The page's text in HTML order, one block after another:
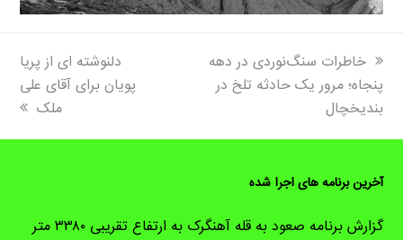
previous
post:
خاطرات سنگ‌نوردی در دهه
پنجاه؛ مرور یک حادثه تلخ در
بندیخچال
next
post:
دلنوشته ای از پریا
پویان برای آقای علی
ملک
آخرین برنامه های اجرا شده
گزارش برنامه صعود به قله آهنگرک به ارتفاع تقریبی ۳۳۸۰ متر